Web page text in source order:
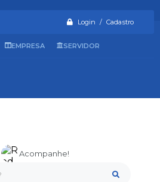
Login / Cadastro
Acompanhe!
EMPRESA SERVIDOR